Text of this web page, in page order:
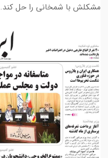
مشکلش با شمخانی را حل کند.